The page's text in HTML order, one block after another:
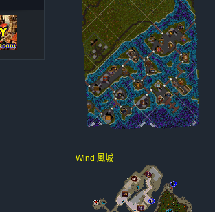
Wind 風城